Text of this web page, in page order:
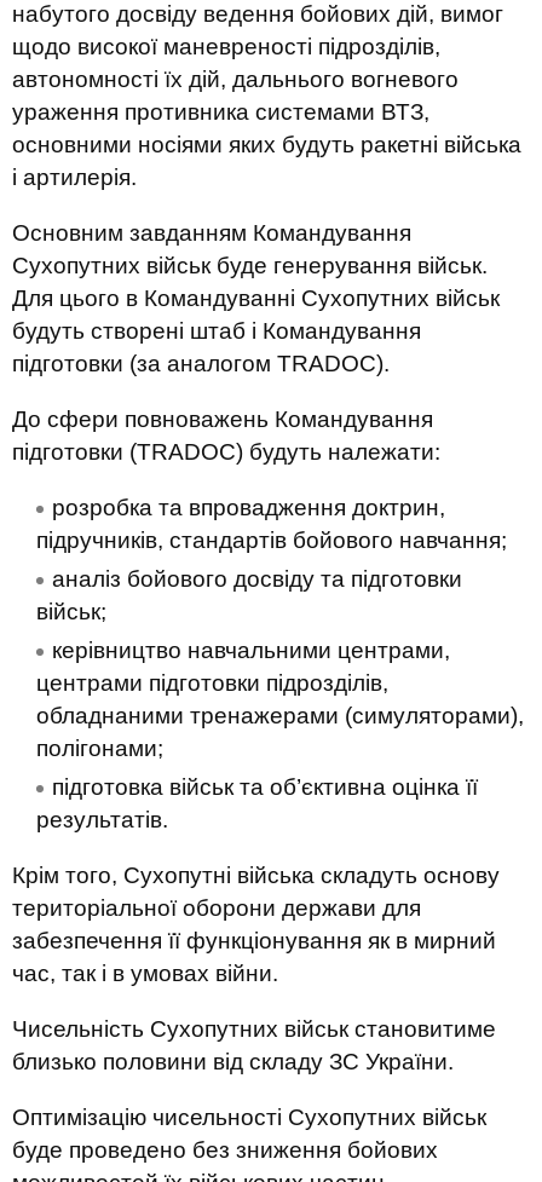
набутого досвіду ведення бойових дій, вимог
щодо високої маневреності підрозділів,
автономності їх дій, дальнього вогневого
ураження противника системами ВТЗ,
основними носіями яких будуть ракетні війська
і артилерія.
Основним завданням Командування
Сухопутних військ буде генерування військ.
Для цього в Командуванні Сухопутних військ
будуть створені штаб і Командування
підготовки (за аналогом TRADOC).
До сфери повноважень Командування
підготовки (TRADOC) будуть належати:
розробка та впровадження доктрин,
підручників, стандартів бойового навчання;
аналіз бойового досвіду та підготовки
військ;
керівництво навчальними центрами,
центрами підготовки підрозділів,
обладнаними тренажерами (симуляторами),
полігонами;
підготовка військ та об’єктивна оцінка її
результатів.
Крім того, Сухопутні війська складуть основу
територіальної оборони держави для
забезпечення її функціонування як в мирний
час, так і в умовах війни.
Чисельність Сухопутних військ становитиме
близько половини від складу ЗС України.
Оптимізацію чисельності Сухопутних військ
буде проведено без зниження бойових